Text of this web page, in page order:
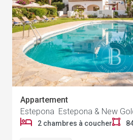
Appartement
Estepona Estepona & New
2 chambres à coucher